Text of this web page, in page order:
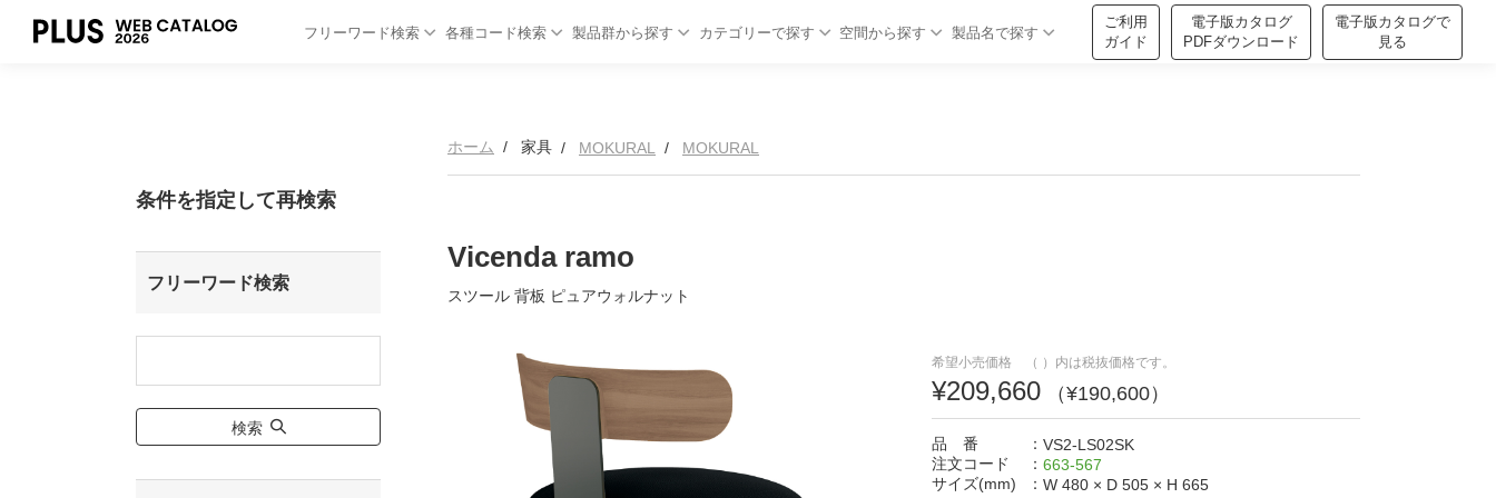
フリーワード検索 各種コード検索 製品群から探す カテゴリーで探す 空間から探す 製品名で探す
ご利用
ガイド
電子版カタログ
PDFダウンロード
電子版カタログで
見る
条件を指定して再検索
フリーワード検索
検索
ホーム 家具 MOKURAL MOKURAL
Vicenda ramo
スツール 背板 ピュアウォルナット
希望小売価格 （ ）内は税抜価格です。
¥209,660 （¥190,600）
品 番 ： VS2-LS02SK
注文コード
： 663-567
サイズ(mm)
： W 480 × D 505 × H 665